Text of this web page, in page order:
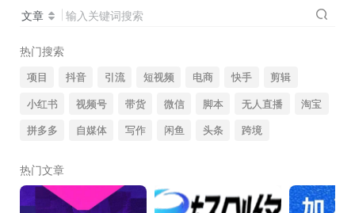
文章 输入关键词搜索
热门搜索
项目 抖音 引流 短视频 电商 快手
剪辑
小红书
视频号 带货 微信 脚本 无人直播
淘宝
拼多多
自媒体 写作 闲鱼 头条 跨境
热门文章